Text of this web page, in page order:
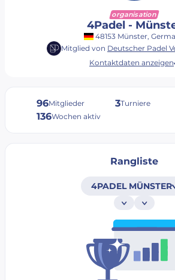
organisation
4Padel -
48153 Münster,
Mitglied von Deutscher Padel
Kontaktdaten anzeigen
96Mitglieder 3Turniere
136Wochen aktiv
Rangliste
4PADEL MÜNSTER